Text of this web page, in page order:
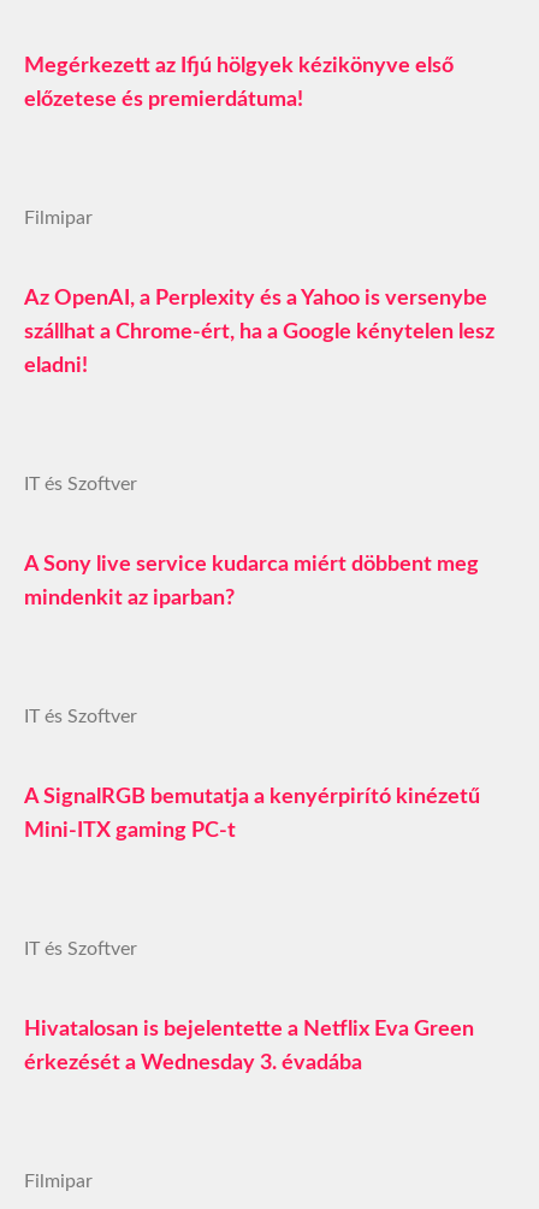
Megérkezett az Ifjú hölgyek kézikönyve első
előzetese és premierdátuma!
Filmipar
Az OpenAI, a Perplexity és a Yahoo is versenybe
szállhat a Chrome-ért, ha a Google kénytelen lesz
eladni!
IT és Szoftver
A Sony live service kudarca miért döbbent meg
mindenkit az iparban?
IT és Szoftver
A SignalRGB bemutatja a kenyérpirító kinézetű
Mini-ITX gaming PC-t
IT és Szoftver
Hivatalosan is bejelentette a Netflix Eva Green
érkezését a Wednesday 3. évadába
Filmipar